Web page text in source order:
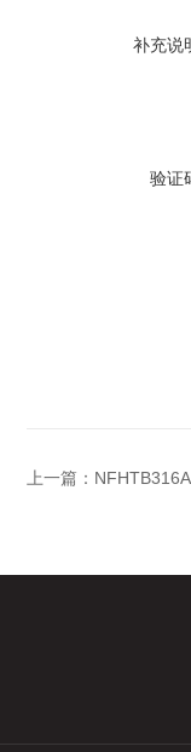
补充说
验证
上一篇：